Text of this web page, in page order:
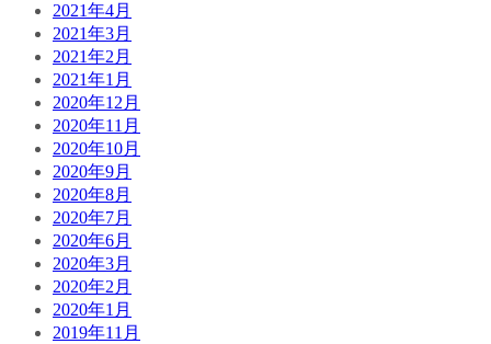
2021年4月
2021年3月
2021年2月
2021年1月
2020年12月
2020年11月
2020年10月
2020年9月
2020年8月
2020年7月
2020年6月
2020年3月
2020年2月
2020年1月
2019年11月